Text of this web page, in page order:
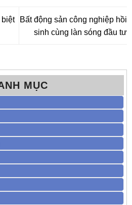
biệt
Bất động sản công nghiệp hồi
sinh cùng làn sóng đầu tư
MỤC